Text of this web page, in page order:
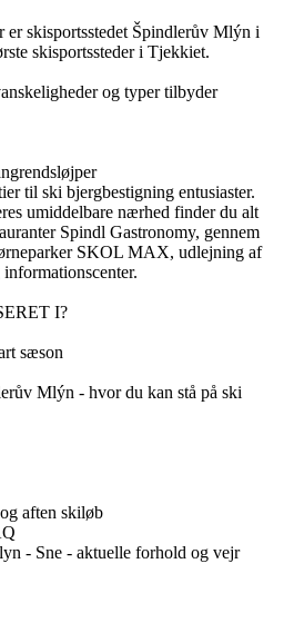
er skisportsstedet Špindlerův Mlýn i
skisportssteder i Tjekkiet.
og typer tilbyder
til ski bjergbestigning entusiaster.
umiddelbare nærhed finder du alt
Spindl Gastronomy, gennem
SKOL MAX, udlejning af
I?
sæson
Mlýn - hvor du kan stå på ski
aften skiløb
- Sne - aktuelle forhold og vejr